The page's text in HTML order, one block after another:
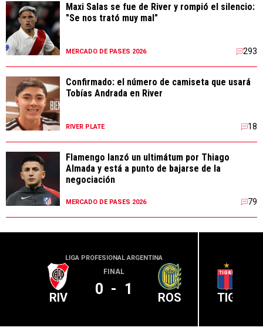
Maxi Salas se fue de River y rompió el silencio:
"Se nos trató muy mal"
MERCADO DE PASES 2026 293
Confirmado: el número de camiseta que usará
Tobías Andrada en River
RIVER PLATE 18
Flamengo lanzó un ultimátum por Thiago
Almada y está a punto de bajarse de la
negociación
MERCADO DE PASES 2026 79
LIGA PROFESIONAL ARGENTINA
RIV
FINAL
0 - 1 ROS TIG